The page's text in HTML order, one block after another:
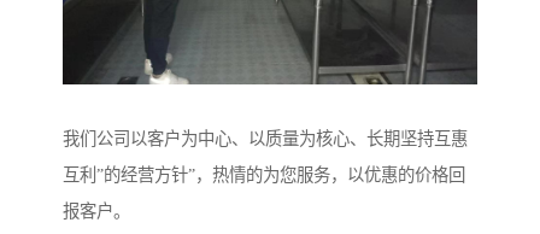
我们公司以客户为中心、以质量为核心、长期坚持互惠
互利”的经营方针”，热情的为您服务，以优惠的价格回
报客户。